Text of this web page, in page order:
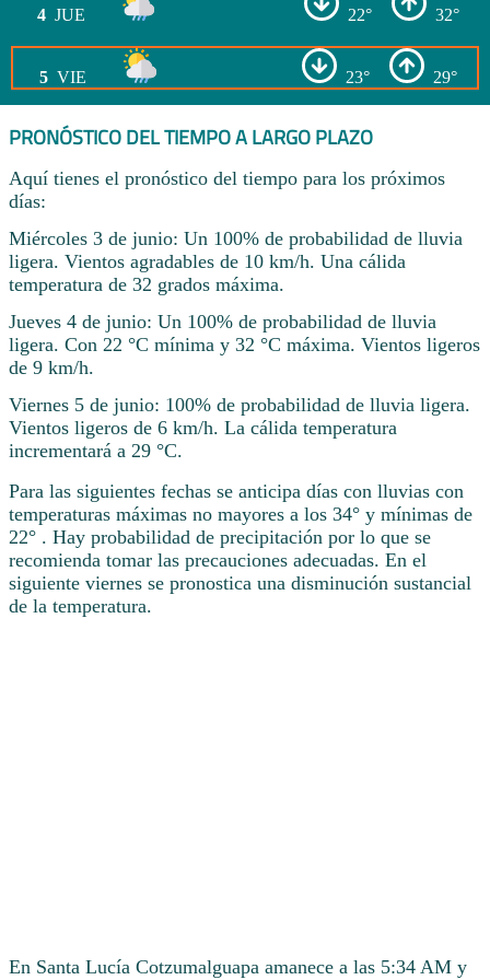
4 JUE 22° 32°
5 VIE 23° 29°
PRONÓSTICO DEL TIEMPO A LARGO PLAZO
Aquí tienes el pronóstico del tiempo para los próximos
días:
Miércoles 3 de junio: Un 100% de probabilidad de lluvia
ligera. Vientos agradables de 10 km/h. Una cálida
temperatura de 32 grados máxima.
Jueves 4 de junio: Un 100% de probabilidad de lluvia
ligera. Con 22 °C mínima y 32 °C máxima. Vientos ligeros
de 9 km/h.
Viernes 5 de junio: 100% de probabilidad de lluvia ligera.
Vientos ligeros de 6 km/h. La cálida temperatura
incrementará a 29 °C.
Para las siguientes fechas se anticipa días con lluvias con
temperaturas máximas no mayores a los 34° y mínimas de
22° . Hay probabilidad de precipitación por lo que se
recomienda tomar las precauciones adecuadas. En el
siguiente viernes se pronostica una disminución sustancial
de la temperatura.
En Santa Lucía Cotzumalguapa amanece a las 5:34 AM y